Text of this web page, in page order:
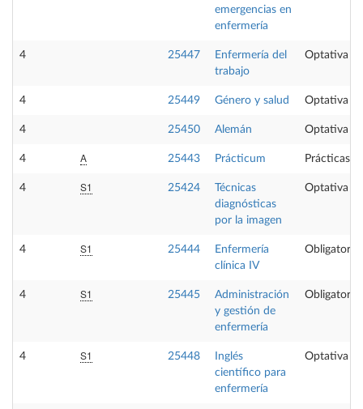
emergencias en
enfermería
4 25447
Enfermería del
trabajo
Optativa
4 25449 Género y salud Optativa
4 25450 Alemán Optativa
4 A 25443 Prácticum Prácticas
4 S1 25424
Técnicas
diagnósticas
por la imagen
Optativa
4 S1 25444
Enfermería
clínica IV
Obligatoria
4 S1 25445
Administración
y gestión de
enfermería
Obligatoria
4 S1 25448
Inglés
científico para
enfermería
Optativa